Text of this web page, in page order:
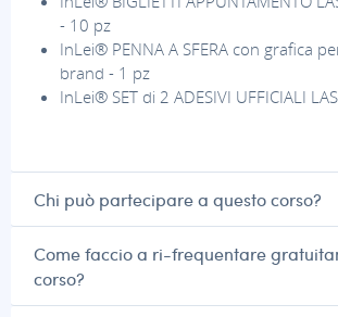
- 10 pz
InLei® PENNA A SFERA con grafica
brand - 1 pz
InLei® SET di 2 ADESIVI UFFICIALI
Chi può partecipare a questo corso?
Come faccio a ri-frequentare
corso?